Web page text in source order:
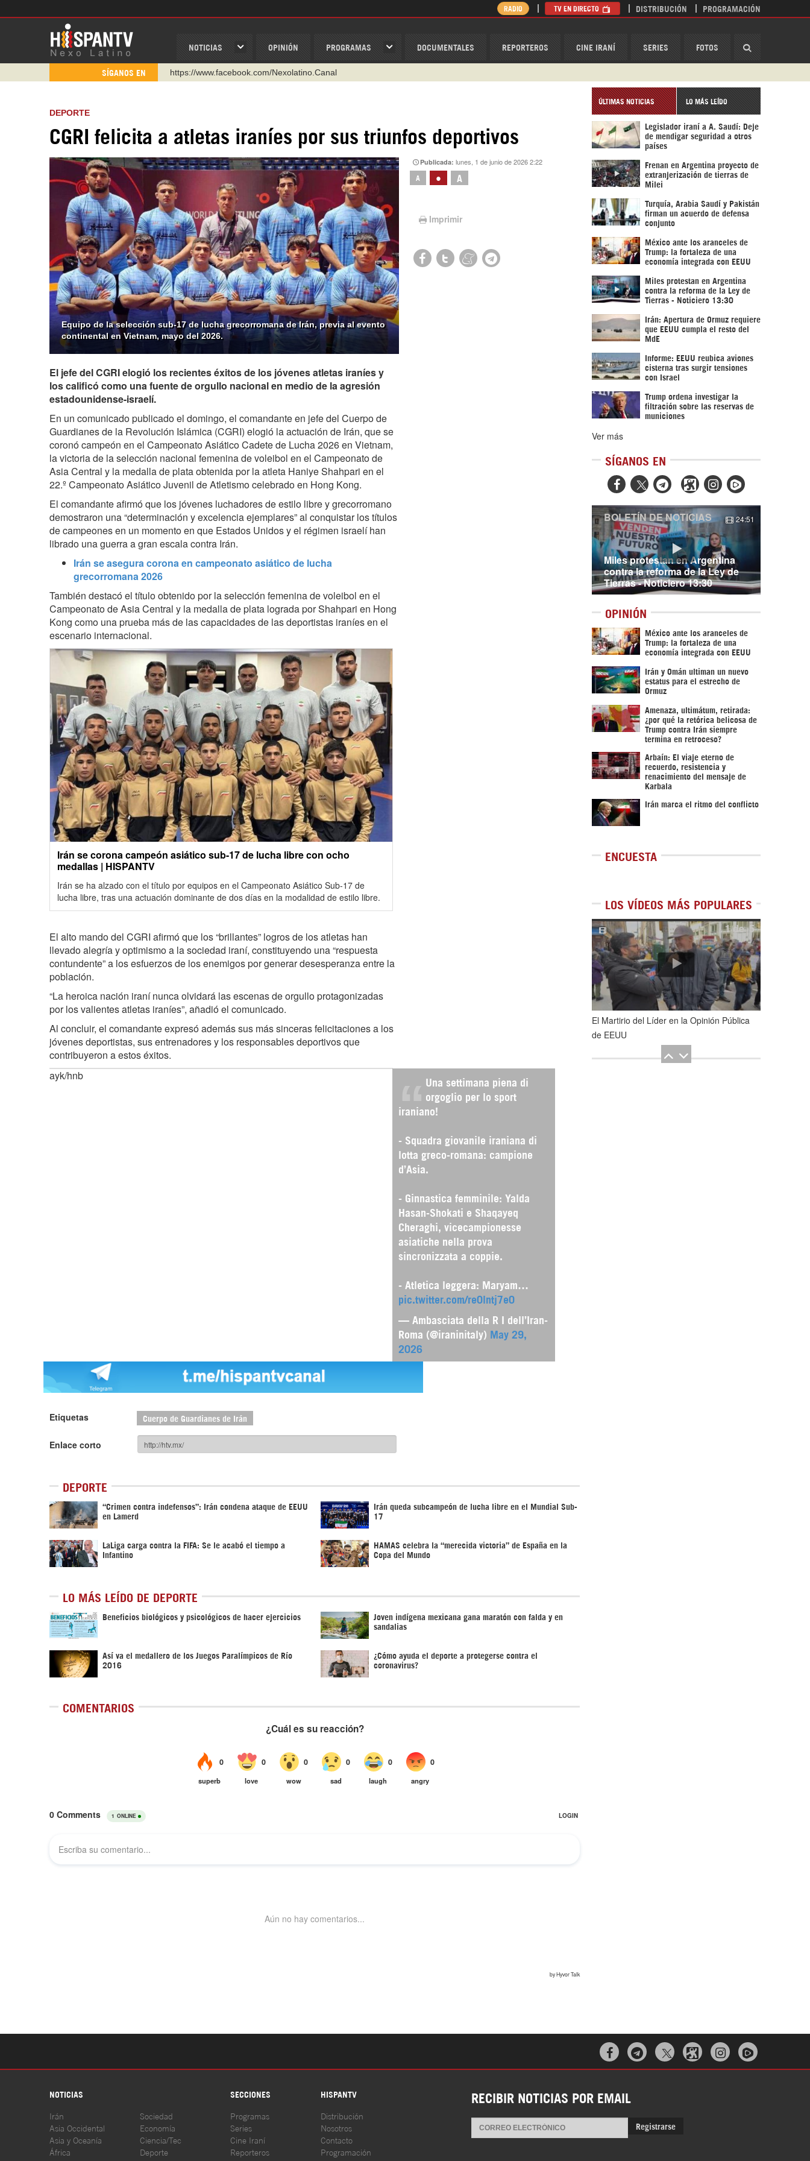
NOTICIAS OPINIÓN PROGRAMAS DOCUMENTALES REPORTEROS CINE IRANÍ SERIES FOTOS
RADIO TV EN DIRECTO DISTRIBUCIÓN PROGRAMACIÓN
SÍGANOS EN
https://www.facebook.com/Nexolatino.Canal
https://t.me/hispantvcanal
https://urmedium.com/c/hispantv
WhatsApp y Viber: +98 921 79 29 404
Instagram como: hispan_tv
DEPORTE
CGRI felicita a atletas iraníes por sus triunfos deportivos
Equipo de la selección sub-17 de lucha grecorromana de Irán, previa al evento
continental en Vietnam, mayo del 2026.
Publicada:lunes, 1 de junio de 2026 2:22
A • A
Imprimir
El jefe del CGRI elogió los recientes éxitos de los jóvenes atletas iraníes y
los calificó como una fuente de orgullo nacional en medio de la agresión
estadounidense-israelí.
En un comunicado publicado el domingo, el comandante en jefe del Cuerpo de
Guardianes de la Revolución Islámica (CGRI) elogió la actuación de Irán, que se
coronó campeón en el Campeonato Asiático Cadete de Lucha 2026 en Vietnam,
la victoria de la selección nacional femenina de voleibol en el Campeonato de
Asia Central y la medalla de plata obtenida por la atleta Haniye Shahpari en el
22.º Campeonato Asiático Juvenil de Atletismo celebrado en Hong Kong.
El comandante afirmó que los jóvenes luchadores de estilo libre y grecorromano
demostraron una “determinación y excelencia ejemplares” al conquistar los títulos
de campeones en un momento en que Estados Unidos y el régimen israelí han
librado una guerra a gran escala contra Irán.
Irán se asegura corona en campeonato asiático de lucha
grecorromana 2026
También destacó el título obtenido por la selección femenina de voleibol en el
Campeonato de Asia Central y la medalla de plata lograda por Shahpari en Hong
Kong como una prueba más de las capacidades de las deportistas iraníes en el
escenario internacional.
Irán se corona campeón asiático sub-17 de lucha libre con ocho
medallas | HISPANTV
Irán se ha alzado con el título por equipos en el Campeonato Asiático Sub-17 de
lucha libre, tras una actuación dominante de dos días en la modalidad de estilo libre.
El alto mando del CGRI afirmó que los “brillantes” logros de los atletas han
llevado alegría y optimismo a la sociedad iraní, constituyendo una “respuesta
contundente” a los esfuerzos de los enemigos por generar desesperanza entre la
población.
“La heroica nación iraní nunca olvidará las escenas de orgullo protagonizadas
por los valientes atletas iraníes”, añadió el comunicado.
Al concluir, el comandante expresó además sus más sinceras felicitaciones a los
jóvenes deportistas, sus entrenadores y los responsables deportivos que
contribuyeron a estos éxitos.
Una settimana piena di
orgoglio per lo sport
iraniano!
- Squadra giovanile iraniana di
lotta greco-romana: campione
d’Asia.
- Ginnastica femminile: Yalda
Hasan-Shokati e Shaqayeq
Cheraghi, vicecampionesse
asiatiche nella prova
sincronizzata a coppie.
- Atletica leggera: Maryam…
pic.twitter.com/re0lntj7e0
— Ambasciata della R I dell’Iran-
Roma (@iraninitaly) May 29,
2026
ayk/hnb
Etiquetas Cuerpo de Guardianes de Irán
Enlace corto
DEPORTE
“Crimen contra indefensos”: Irán condena ataque de EEUU
en Lamerd
Irán queda subcampeón de lucha libre en el Mundial Sub-
17
LaLiga carga contra la FIFA: Se le acabó el tiempo a
Infantino
HAMAS celebra la “merecida victoria” de España en la
Copa del Mundo
LO MÁS LEÍDO DE DEPORTE
Beneficios biológicos y psicológicos de hacer ejercicios Joven indígena mexicana gana maratón con falda y en
sandalias
Así va el medallero de los Juegos Paralímpicos de Río
2016
¿Cómo ayuda el deporte a protegerse contra el
coronavirus?
COMENTARIOS
ÚLTIMAS NOTICIAS LO MÁS LEÍDO
Legislador iraní a A. Saudí: Deje
de mendigar seguridad a otros
países
Frenan en Argentina proyecto de
extranjerización de tierras de
Milei
Turquía, Arabia Saudí y Pakistán
firman un acuerdo de defensa
conjunto
México ante los aranceles de
Trump: la fortaleza de una
economía integrada con EEUU
Miles protestan en Argentina
contra la reforma de la Ley de
Tierras - Noticiero 13:30
Irán: Apertura de Ormuz requiere
que EEUU cumpla el resto del
MdE
Informe: EEUU reubica aviones
cisterna tras surgir tensiones
con Israel
Trump ordena investigar la
filtración sobre las reservas de
municiones
Ver más
SÍGANOS EN
  
Miles protestan en Argentina
contra la reforma de la Ley de
Tierras - Noticiero 13:30
BOLETÍN DE NOTICIAS 24:51
OPINIÓN
México ante los aranceles de
Trump: la fortaleza de una
economía integrada con EEUU
Irán y Omán ultiman un nuevo
estatus para el estrecho de
Ormuz
Amenaza, ultimátum, retirada:
¿por qué la retórica belicosa de
Trump contra Irán siempre
termina en retroceso?
Arbaín: El viaje eterno de
recuerdo, resistencia y
renacimiento del mensaje de
Karbala
Irán marca el ritmo del conflicto
ENCUESTA
LOS VÍDEOS MÁS POPULARES
1de5
El Martirio del Líder en la Opinión Pública
de EEUU
  
NOTICIAS SECCIONES HISPANTV
Irán
Asia Occidental
Asia y Oceanía
África
Sociedad
Economía
Ciencia/Tec
Deporte
Programas
Series
Cine Iraní
Reporteros
Distribución
Nosotros
Contacto
Programación
RECIBIR NOTICIAS POR EMAIL
Registrarse